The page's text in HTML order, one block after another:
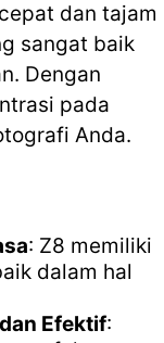
dan tajam
sangat baik
Dengan
pada
Anda.
: Z8 memiliki
dalam hal
Efektif: